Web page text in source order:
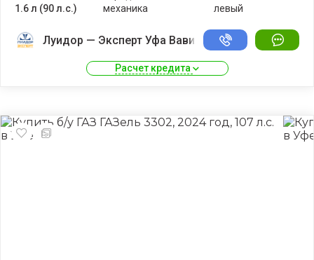
1.6 л (90 л.с.)
механика
левый
Луидор — Эксперт Уфа Вавилово
Расчет кредита